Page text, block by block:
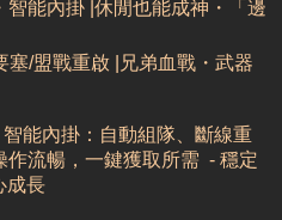
能內掛 | 休閒也能成神・「邊
/盟戰重啟 |
兄弟血戰・武器
智能內掛：自動組隊、斷線重
作流暢，一鍵獲取所需 - 穩定
成長